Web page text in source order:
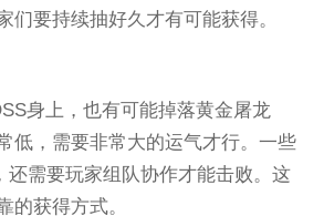
们要持续抽好久才有可能获得。
身上，也有可能掉落黄金屠龙
低，需要非常大的运气才行。一些
还需要玩家组队协作才能击败。这
的获得方式。